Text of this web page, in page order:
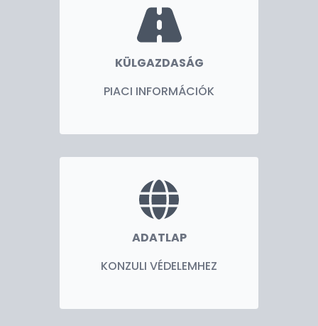
KÜLGAZDASÁG
PIACI INFORMÁCIÓK
ADATLAP
KONZULI VÉDELEMHEZ